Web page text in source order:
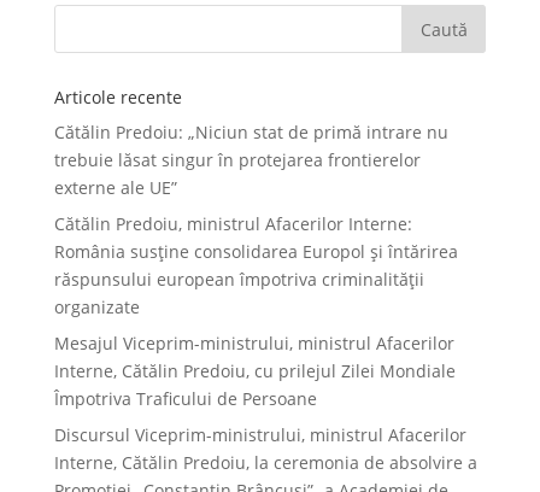
Articole recente
Cătălin Predoiu: „Niciun stat de primă intrare nu
trebuie lăsat singur în protejarea frontierelor
externe ale UE”
Cătălin Predoiu, ministrul Afacerilor Interne:
România susține consolidarea Europol și întărirea
răspunsului european împotriva criminalității
organizate
Mesajul Viceprim-ministrului, ministrul Afacerilor
Interne, Cătălin Predoiu, cu prilejul Zilei Mondiale
Împotriva Traficului de Persoane
Discursul Viceprim-ministrului, ministrul Afacerilor
Interne, Cătălin Predoiu, la ceremonia de absolvire a